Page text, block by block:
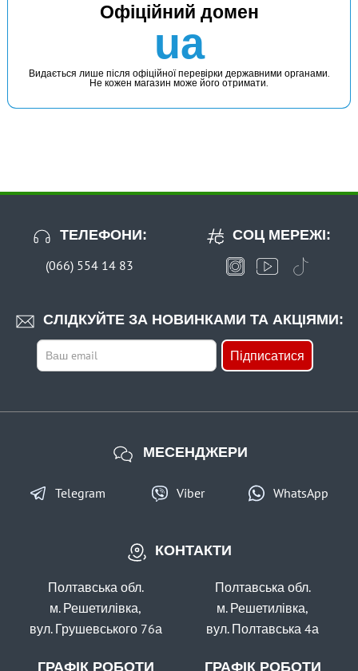
КУПИТИ
229 грн
119 грн 1 шт.
КУПИТИ
Чохол для котушки (мультиплікаторної) ФМК-1
Офіційний домен
ua
Видається лише після офіційної перевірки державними органами.
Не кожен магазин може його отримати.
ТЕЛЕФОНИ:
(066) 554 14 83
СЛІДКУЙТЕ ЗА НОВИНКАМИ ТА АКЦІЯМИ:
Підписатися
СОЦ МЕРЕЖІ:
КОНТАКТИ
Полтавська обл.
м. Решетилівка,
вул. Грушевського 76а
ГРАФІК РОБОТИ
Полтавська обл.
м. Решетилівка,
вул. Полтавська 4а
ГРАФІК РОБОТИ
МЕСЕНДЖЕРИ
Telegram Viber WhatsApp